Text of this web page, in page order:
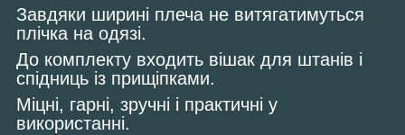
Завдяки ширині плеча не витягатимуться
плічка на одязі.
До комплекту входить вішак для штанів і
спідниць із прищіпками.
Міцні, гарні, зручні і практичні у
використанні.